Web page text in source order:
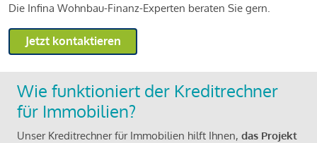
Die Infina Wohnbau-Finanz-Experten beraten Sie gern.
Jetzt kontaktieren
Wie funktioniert der Kreditrechner
für Immobilien?
Unser Kreditrechner für Immobilien hilft Ihnen, das Projekt